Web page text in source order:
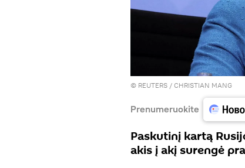
© REUTERS / CHRISTIAN MANG
Prenumeruokite
Paskutinį kartą
akis į akį surengė